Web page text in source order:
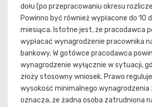
dołu (po przepracowaniu okresu
Powinno być również wypłacone do 10
miesiąca. Istotne jest, że pracodawca
wypłacać wynagrodzenie pracownika
bankowy. W gotówce pracodawca
wynagrodzenie wyłącznie w sytuacji,
złoży stosowny wniosek. Prawo
wysokość minimalnego wynagrodzenia
oznacza, że żadna osoba zatrudniona